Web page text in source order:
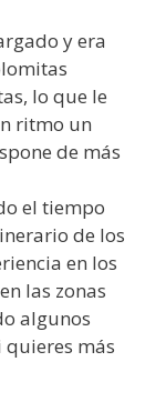
y era
lo que le
ritmo un
de más
el tiempo
de los
en los
las zonas
algunos
quieres más